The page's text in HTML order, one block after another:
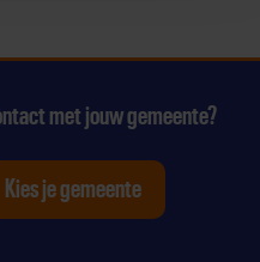
op Linkedin
met jouw gemeente?
Kies je gemeente